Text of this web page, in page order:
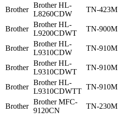
Brother
Brother HL-
L8260CDW
TN-423M
Brother
Brother HL-
L9200CDWT
TN-900M
Brother
Brother HL-
L9310CDW
TN-910M
Brother
Brother HL-
L9310CDWT
TN-910M
Brother
Brother HL-
L9310CDWTT
TN-910M
Brother
Brother MFC-
9120CN
TN-230M